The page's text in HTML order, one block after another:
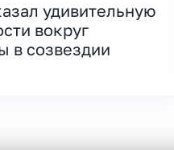
удивительную
вокруг
в созвездии